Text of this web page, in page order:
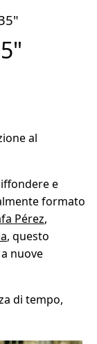
al
e
formato
Pérez,
, questo
nuove
di tempo,